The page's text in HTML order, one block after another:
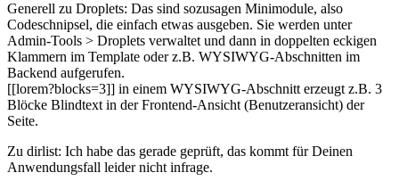
Generell zu Droplets: Das sind sozusagen Minimodule, also
Codeschnipsel, die einfach etwas ausgeben. Sie werden unter
Admin-Tools > Droplets verwaltet und dann in doppelten eckigen
Klammern im Template oder z.B. WYSIWYG-Abschnitten im
Backend aufgerufen.
[[lorem?blocks=3]] in einem WYSIWYG-Abschnitt erzeugt z.B. 3
Blöcke Blindtext in der Frontend-Ansicht (Benutzeransicht) der
Seite.
Zu dirlist: Ich habe das gerade geprüft, das kommt für Deinen
Anwendungsfall leider nicht infrage.